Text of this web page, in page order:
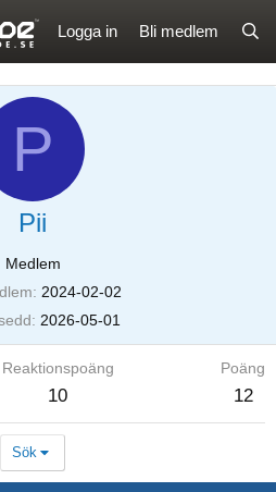
Logga in Bli medlem
P
Pii
Medlem
2024-02-02
2026-05-01
Reaktionspoäng
10
Poäng
12
Sök